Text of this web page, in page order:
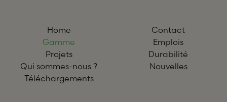
Home
Gamme
Projets
Qui sommes-nous ?
Téléchargements
Contact
Emplois
Durabilité
Nouvelles